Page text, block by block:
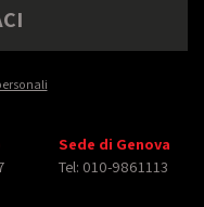
Sede di Genova
Tel: 010-9861113